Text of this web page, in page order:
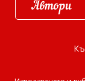
Автори